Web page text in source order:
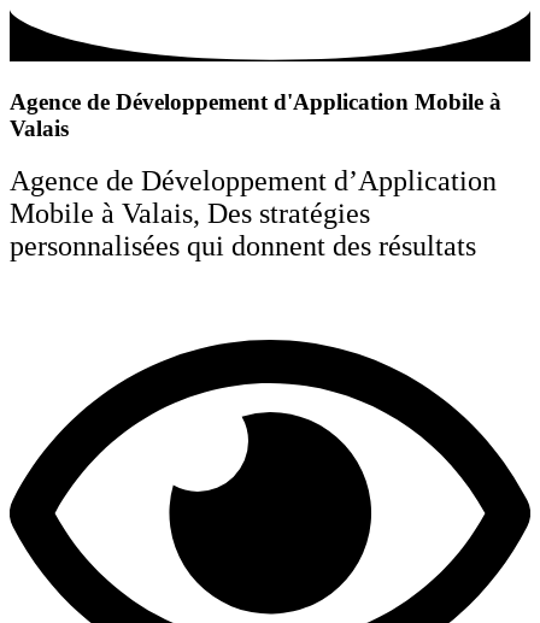
Agence de Développement d'Application Mobile à
Valais
Agence de Développement d’Application
Mobile à Valais, Des stratégies
personnalisées qui donnent des résultats